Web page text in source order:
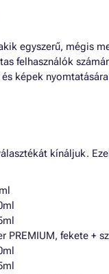
egyszerű, mégis
felhasználók
képek
kínáljuk.
PREMIUM, fekete +